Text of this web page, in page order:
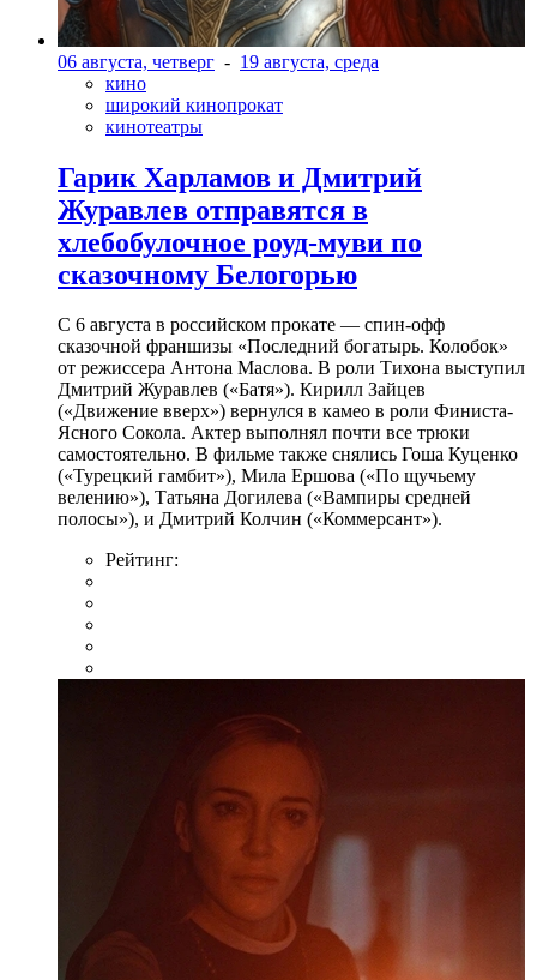
06 августа, четверг - 19 августа, среда
кино
широкий кинопрокат
кинотеатры
Гарик Харламов и Дмитрий
Журавлев отправятся в
хлебобулочное роуд-муви по
сказочному Белогорью
С 6 августа в российском прокате — спин-офф
сказочной франшизы «Последний богатырь. Колобок»
от режиссера Антона Маслова. В роли Тихона выступил
Дмитрий Журавлев («Батя»). Кирилл Зайцев
(«Движение вверх») вернулся в камео в роли Финиста-
Ясного Сокола. Актер выполнял почти все трюки
самостоятельно. В фильме также снялись Гоша Куценко
(«Турецкий гамбит»), Мила Ершова («По щучьему
велению»), Татьяна Догилева («Вампиры средней
полосы»), и Дмитрий Колчин («Коммерсант»).
Рейтинг: